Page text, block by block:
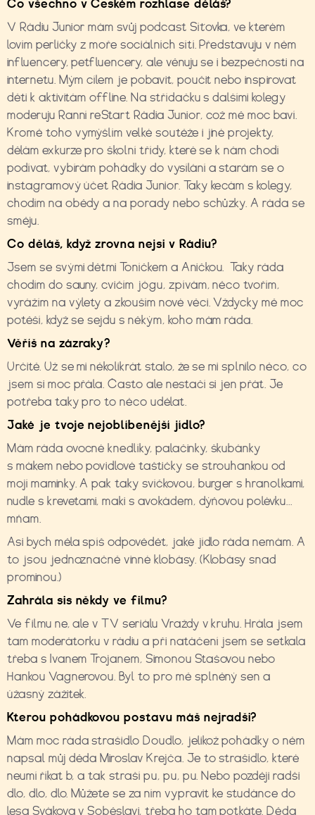
Co všechno v Českém rozhlase děláš?
V Rádiu Junior mám svůj podcast Síťovka, ve kterém
lovím perličky z moře sociálních sítí. Představuju v něm
influencery, petfluencery, ale věnuju se i bezpečnosti na
internetu. Mým cílem je pobavit, poučit nebo inspirovat
děti k aktivitám offline. Na střídačku s dalšími kolegy
moderuju Ranní reStart Rádia Junior, což mě moc baví.
Kromě toho vymýšlím velké soutěže i jiné projekty,
dělám exkurze pro školní třídy, které se k nám chodí
podívat, vybírám pohádky do vysílání a starám se o
instagramový účet Rádia Junior. Taky kecám s kolegy,
chodím na obědy a na porady nebo schůzky. A ráda se
směju.
Co děláš, když zrovna nejsi v Rádiu?
Jsem se svými dětmi Toníčkem a Aničkou. Taky ráda
chodím do sauny, cvičím jógu, zpívám, něco tvořím,
vyrážím na výlety a zkouším nové věci. Vždycky mě moc
potěší, když se sejdu s někým, koho mám ráda.
Věříš na zázraky?
Určitě. Už se mi několikrát stalo, že se mi splnilo něco, co
jsem si moc přála. Často ale nestačí si jen přát. Je
potřeba taky pro to něco udělat.
Jaké je tvoje nejoblíbenější jídlo?
Mám ráda ovocné knedlíky, palačinky, škubánky
s mákem nebo povidlové taštičky se strouhankou od
mojí maminky. A pak taky svíčkovou, burger s hranolkami,
nudle s krevetami, maki s avokádem, dýňovou polévku...
mňam.
Asi bych měla spíš odpovědět, jaké jídlo ráda nemám. A
to jsou jednoznačně vinné klobásy. (Klobásy snad
prominou.)
Zahrála sis někdy ve filmu?
Ve filmu ne, ale v TV seriálu Vraždy v kruhu. Hrála jsem
tam moderátorku v rádiu a při natáčení jsem se setkala
třeba s Ivanem Trojanem, Simonou Stašovou nebo
Hankou Vagnerovou. Byl to pro mě splněný sen a
úžasný zážitek.
Kterou pohádkovou postavu máš nejradši?
Mám moc ráda strašidlo Doudlo, jelikož pohádky o něm
napsal můj děda Miroslav Krejča. Je to strašidlo, které
neumí říkat b, a tak straší pu, pu, pu. Nebo později radši
dlo, dlo, dlo. Můžete se za ním vypravit ke studánce do
lesa Svákova v Soběslavi, třeba ho tam potkáte. Děda